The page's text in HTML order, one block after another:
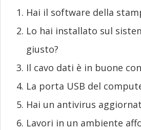
Hai il software della
Lo hai installato sul
giusto?
Il cavo dati è in buone
La porta USB del
Hai un antivirus
Lavori in un ambiente